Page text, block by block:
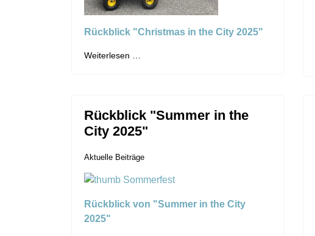
Rückblick "Christmas in the City 2025"
Weiterlesen …
Rückblick "Summer in the
City 2025"
Aktuelle Beiträge
Rückblick von "Summer in the City
2025"